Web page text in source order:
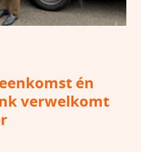
én
verwelkomt